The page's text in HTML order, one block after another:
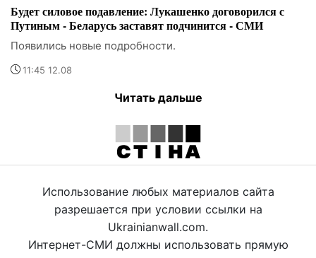
Будет силовое подавление: Лукашенко договорился с
Путиным - Беларусь заставят подчинится - СМИ
Появились новые подробности.
11:45 12.08
Читать дальше
Использование любых материалов сайта
разрешается при условии ссылки на
Ukrainianwall.com.
Интернет-СМИ должны использовать прямую